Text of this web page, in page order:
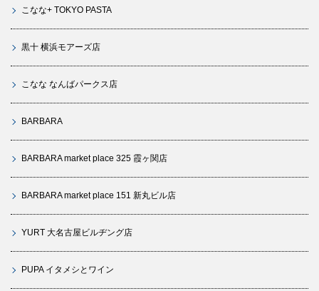
こなな+ TOKYO PASTA
黒十 横浜モアーズ店
こなな なんばパークス店
BARBARA
BARBARA market place 325 霞ヶ関店
BARBARA market place 151 新丸ビル店
YURT 大名古屋ビルヂング店
PUPA イタメシとワイン